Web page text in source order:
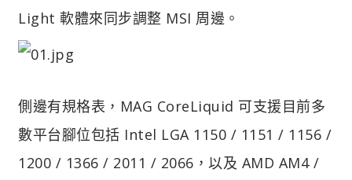
Light 軟體來同步調整 MSI 周邊。
側邊有規格表，MAG CoreLiquid 可支援目前多
數平台腳位包括 Intel LGA 1150 / 1151 / 1156 /
1200 / 1366 / 2011 / 2066，以及 AMD AM4 /